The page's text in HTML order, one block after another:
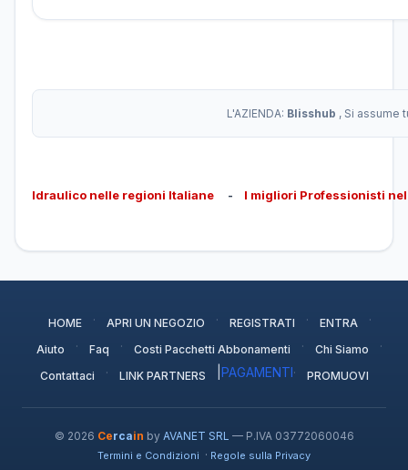
L'AZIENDA: Blisshub , Si assume
Idraulico nelle regioni Italiane - I migliori Professionisti
HOME · APRI UN NEGOZIO · REGISTRATI · ENTRA ·
Aiuto · Faq · Costi Pacchetti Abbonamenti · Chi Siamo ·
Contattaci · LINK PARTNERS PAGAMENTI· PROMUOVI
© 2026 Cercain by AVANET SRL — P.IVA 03772060046
Termini e Condizioni · Regole sulla Privacy